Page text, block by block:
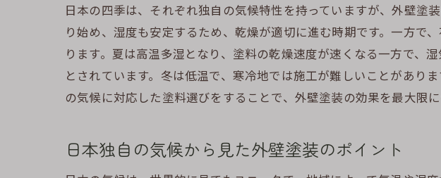
日本の四季は、それぞれ独自の気候特性を持っていますが、外壁塗
り始め、湿度も安定するため、乾燥が適切に進む時期です。一方で
ります。夏は高温多湿となり、塗料の乾燥速度が速くなる一方で、
とされています。冬は低温で、寒冷地では施工が難しいことがあり
の気候に対応した塗料選びをすることで、外壁塗装の効果を最大限に
日本独自の気候から見た外壁塗装のポイント